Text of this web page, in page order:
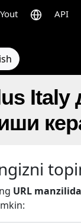
Yout API
Italy
URL